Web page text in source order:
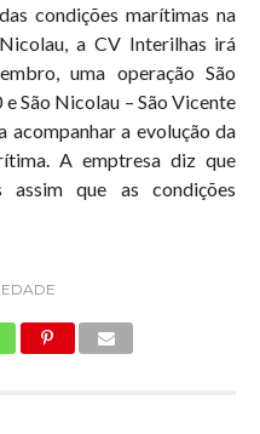
condições marítimas na
a CV Interilhas irá
uma operação São
São Nicolau – São Vicente
acompanhar a evolução da
A emptresa diz que
assim que as condições